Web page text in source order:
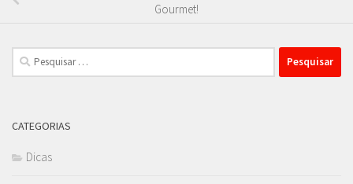
Gourmet!
Pesquisar
por:
CATEGORIAS
Dicas